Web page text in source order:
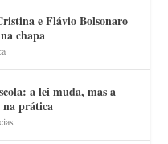
e Flávio Bolsonaro
chapa
a lei muda, mas a
na prática